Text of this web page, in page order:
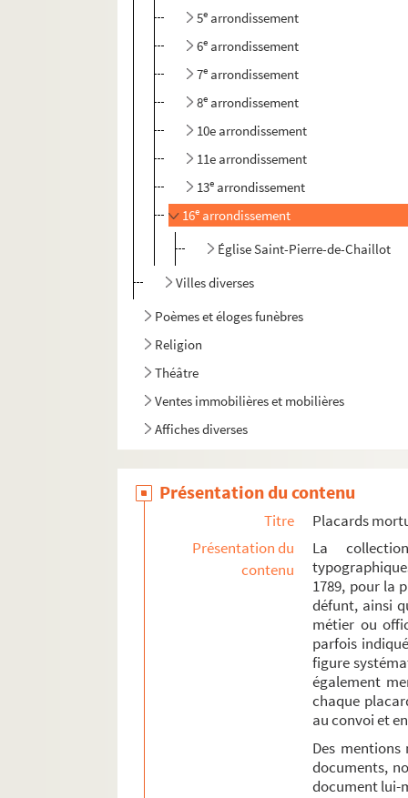
5e arrondissement
6e arrondissement
7e arrondissement
8e arrondissement
10e arrondissement
11e arrondissement
13e arrondissement
16e arrondissement
Église Saint-Pierre-de-Chaillot
Villes diverses
Poèmes et éloges funèbres
Religion
Théâtre
Ventes immobilières et mobilières
Affiches diverses
Présentation du contenu
Titre
Placards
Présentation du
contenu
La
1789, pour la
défunt, ainsi
métier ou
parfois
figure
également
chaque
au convoi et
Des
documents,
document lui-